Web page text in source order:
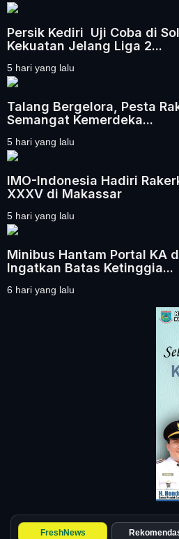
Persik Kediri Uji Coba di
Kekuatan Jelang Liga 2...
5 hari yang lalu
Talang Bergelora, Pesta
Semangat Kemerdeka...
5 hari yang lalu
IMO-Indonesia Hadiri
XXXV di Makassar
5 hari yang lalu
Minibus Hantam Portal KA
Ingatkan Batas Ketinggia...
6 hari yang lalu
FreshNews